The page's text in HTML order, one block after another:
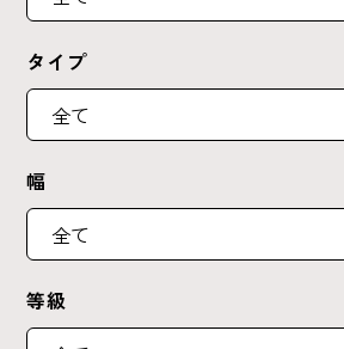
タイプ
幅
等級